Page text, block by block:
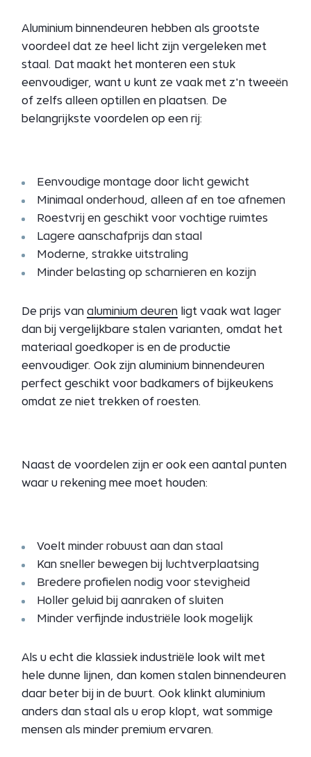
Aluminium binnendeuren hebben als grootste
voordeel dat ze heel licht zijn vergeleken met
staal. Dat maakt het monteren een stuk
eenvoudiger, want u kunt ze vaak met z'n tweeën
of zelfs alleen optillen en plaatsen. De
belangrijkste voordelen op een rij:
Eenvoudige montage door licht gewicht
Minimaal onderhoud, alleen af en toe afnemen
Roestvrij en geschikt voor vochtige ruimtes
Lagere aanschafprijs dan staal
Moderne, strakke uitstraling
Minder belasting op scharnieren en kozijn
De prijs vanaluminium deuren ligt vaak wat lager
dan bij vergelijkbare stalen varianten, omdat het
materiaal goedkoper is en de productie
eenvoudiger. Ook zijn aluminium binnendeuren
perfect geschikt voor badkamers of bijkeukens
omdat ze niet trekken of roesten.
Naast de voordelen zijn er ook een aantal punten
waar u rekening mee moet houden:
Voelt minder robuust aan dan staal
Kan sneller bewegen bij luchtverplaatsing
Bredere profielen nodig voor stevigheid
Holler geluid bij aanraken of sluiten
Minder verfijnde industriële look mogelijk
Als u echt die klassiek industriële look wilt met
hele dunne lijnen, dan komen stalen binnendeuren
daar beter bij in de buurt. Ook klinkt aluminium
anders dan staal als u erop klopt, wat sommige
mensen als minder premium ervaren.